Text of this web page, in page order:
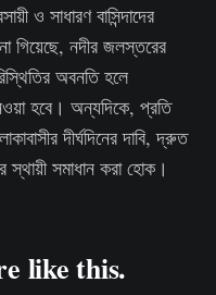
ও সাধারণ বাসিন্দাদের
গিয়েছে, নদীর জলস্তরের
অবনতি হলে
হবে। অন্যদিকে, প্রতি
দীর্ঘদিনের দাবি, দ্রুত
স্থায়ী সমাধান করা হোক।
like this.